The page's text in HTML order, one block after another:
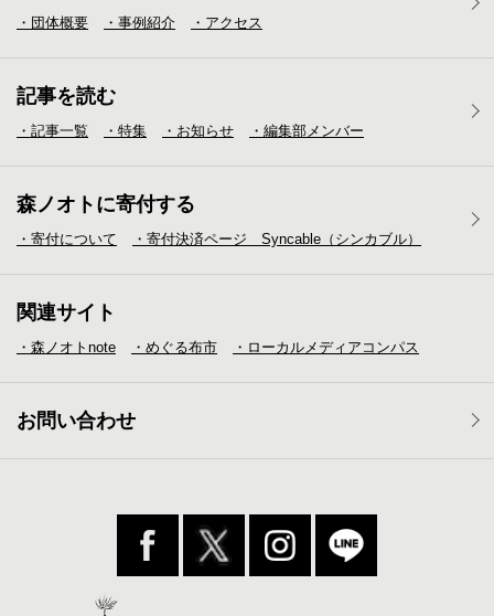
・団体概要 ・事例紹介 ・アクセス
記事を読む
・記事一覧 ・特集 ・お知らせ ・編集部メンバー
森ノオトに寄付する
・寄付について ・寄付決済ページ Syncable（シンカブル）
関連サイト
・森ノオトnote ・めぐる布市 ・ローカルメディア コンパス
お問い合わせ